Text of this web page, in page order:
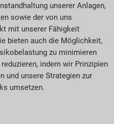
unserer Anlagen,
sowie der von uns
mit unserer Fähigkeit
bieten auch die Möglichkeit,
zu minimieren
indem wir Prinzipien
und unsere Strategien zur
umsetzen.